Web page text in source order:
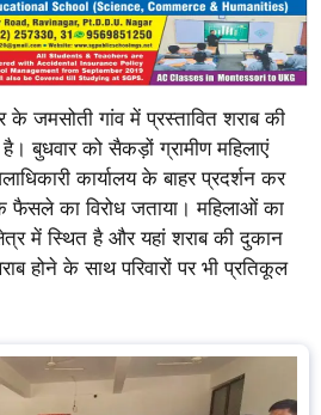
जमसोती गांव में प्रस्तावित शराब की
बुधवार को सैकड़ों ग्रामीण महिलाएं
कार्यालय के बाहर प्रदर्शन कर
का विरोध जताया। महिलाओं का
में स्थित है और यहां शराब की दुकान
होने के साथ परिवारों पर भी प्रतिकूल